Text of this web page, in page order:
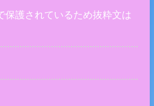
保護されているため抜粋文は